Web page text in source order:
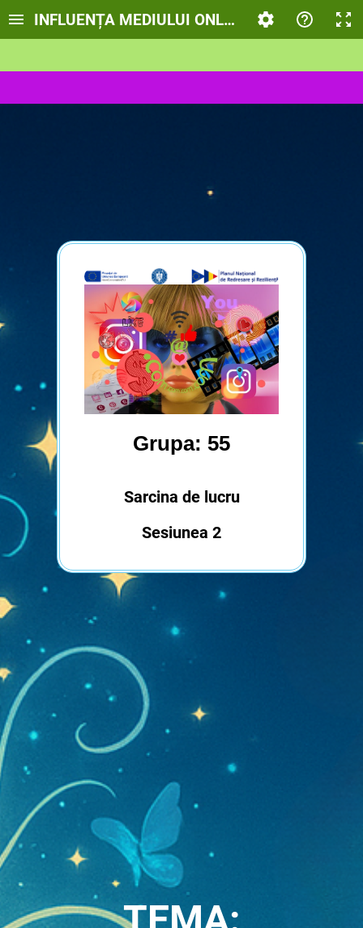
INFLUENȚA MEDIULUI ONLINE ASUPRA
Grupa: 55
Sarcina de lucru
Sesiunea 2